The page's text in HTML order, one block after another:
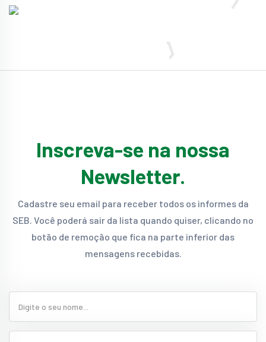
Inscreva-se na nossa
Newsletter.
Cadastre seu email para receber todos os informes da
SEB. Você poderá sair da lista quando quiser, clicando no
botão de remoção que fica na parte inferior das
mensagens recebidas.